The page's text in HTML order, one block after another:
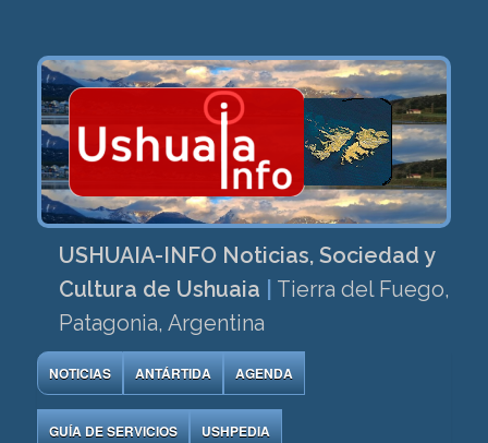
USHUAIA-INFO Noticias, Sociedad y
Cultura de Ushuaia
Tierra del Fuego,
Patagonia, Argentina
NOTICIAS ANTÁRTIDA AGENDA
GUÍA DE SERVICIOS USHPEDIA